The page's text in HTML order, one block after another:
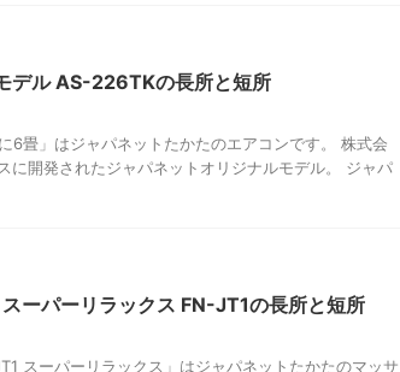
デル AS-226TKの長所と短所
6畳」はジャパネットたかたのエアコンです。 株式会
に開発されたジャパネットオリジナルモデル。 ジャパ
ーパーリラックス FN-JT1の長所と短所
スーパーリラックス」はジャパネットたかたのマッサ